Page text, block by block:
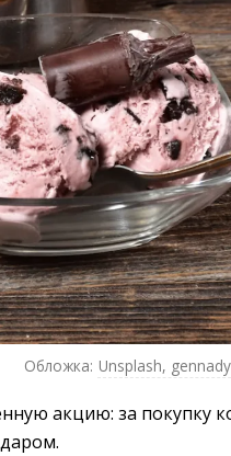
Обложка: Unsplash,
акцию: за покупку